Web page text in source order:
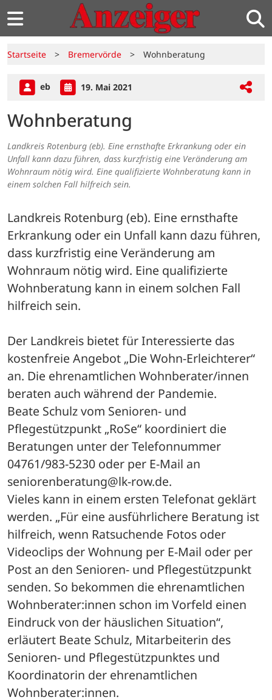
Startseite > Bremervörde > Wohnberatung
eb 19. Mai 2021
Wohnberatung
Landkreis Rotenburg (eb). Eine ernsthafte Erkrankung oder ein
Unfall kann dazu führen, dass kurzfristig eine Veränderung am
Wohnraum nötig wird. Eine qualifizierte Wohnberatung kann in
einem solchen Fall hilfreich sein.
Landkreis Rotenburg (eb). Eine ernsthafte
Erkrankung oder ein Unfall kann dazu führen,
dass kurzfristig eine Veränderung am
Wohnraum nötig wird. Eine qualifizierte
Wohnberatung kann in einem solchen Fall
hilfreich sein.
Der Landkreis bietet für Interessierte das
kostenfreie Angebot „Die Wohn-Erleichterer“
an. Die ehrenamtlichen Wohnberater/innen
beraten auch während der Pandemie.
Beate Schulz vom Senioren- und
Pflegestützpunkt „RoSe“ koordiniert die
Beratungen unter der Telefonnummer
04761/983-5230 oder per E-Mail an
seniorenberatung@lk-row.de.
Vieles kann in einem ersten Telefonat geklärt
werden. „Für eine ausführlichere Beratung ist
hilfreich, wenn Ratsuchende Fotos oder
Videoclips der Wohnung per E-Mail oder per
Post an den Senioren- und Pflegestützpunkt
senden. So bekommen die ehrenamtlichen
Wohnberater:innen schon im Vorfeld einen
Eindruck von der häuslichen Situation“,
erläutert Beate Schulz, Mitarbeiterin des
Senioren- und Pflegestützpunktes und
Koordinatorin der ehrenamtlichen
Wohnberater:innen.